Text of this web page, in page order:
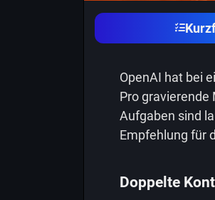
OpenAI hat bei
Pro gravierende
Aufgaben sind
Empfehlung für
Doppelte